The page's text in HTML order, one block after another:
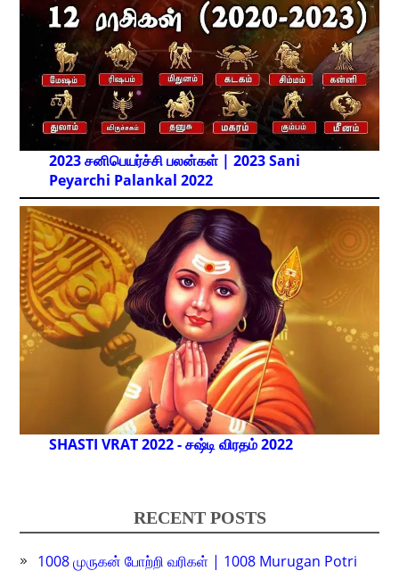
2023 சனிபெயர்ச்சி பலன்கள் | 2023 Sani
Peyarchi Palankal 2022
SHASTI VRAT 2022 - சஷ்டி விரதம் 2022
RECENT POSTS
1008 முருகன் போற்றி வரிகள் | 1008 Murugan Potri